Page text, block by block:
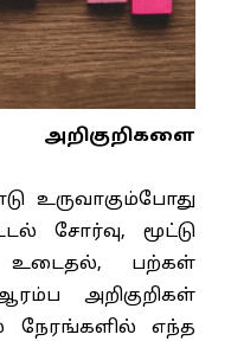
உருவாகும்போது
சோர்வு, மூட்டு
பற்கள்
அறிகுறிகள்
எந்த